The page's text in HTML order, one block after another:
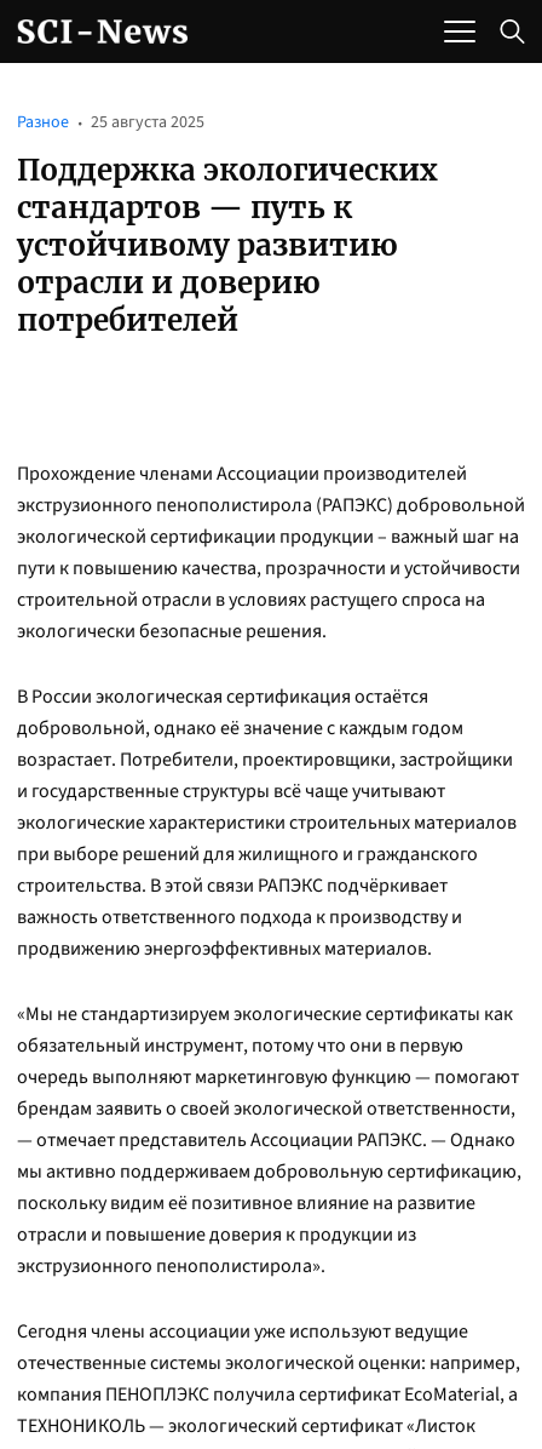
Поддержка экологических
стандартов — путь к
устойчивому развитию
отрасли и доверию
потребителей
Разное 25 августа 2025
Прохождение членами Ассоциации производителей
экструзионного пенополистирола (РАПЭКС) добровольной
экологической сертификации продукции – важный шаг на
пути к повышению качества, прозрачности и устойчивости
строительной отрасли в условиях растущего спроса на
экологически безопасные решения.
В России экологическая сертификация остаётся
добровольной, однако её значение с каждым годом
возрастает. Потребители, проектировщики, застройщики
и государственные структуры всё чаще учитывают
экологические характеристики строительных материалов
при выборе решений для жилищного и гражданского
строительства. В этой связи РАПЭКС подчёркивает
важность ответственного подхода к производству и
продвижению энергоэффективных материалов.
«Мы не стандартизируем экологические сертификаты как
обязательный инструмент, потому что они в первую
очередь выполняют маркетинговую функцию — помогают
брендам заявить о своей экологической ответственности,
— отмечает представитель Ассоциации РАПЭКС. — Однако
мы активно поддерживаем добровольную сертификацию,
поскольку видим её позитивное влияние на развитие
отрасли и повышение доверия к продукции из
экструзионного пенополистирола».
Сегодня члены ассоциации уже используют ведущие
отечественные системы экологической оценки: например,
компания ПЕНОПЛЭКС получила сертификат EcoMaterial, а
ТЕХНОНИКОЛЬ — экологический сертификат «Листок